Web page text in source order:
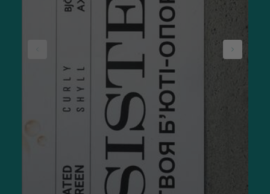
Наприклад,легка сонцезахисна крем-сироватка для
обличчя SKIN1004 Madagascar Centella Hyalu-Cica Water-Fit
надає тривале зволоження.
За допомогою фактору СПФ легко визначити процентне
співвідношення заблокованого випромінювання.
Вибираючи засоби з СПФ для обличчя, зверніть увагу на
такі показники (фактор захисту і рівень відбиття променів):
SPF 10 — до 90%;
SPF 15 — до 93%;
SPF 30 — до 97%;
SPF 50 — до 98%;
Ви можете купити сонцезахисний крем для обличчя з
фізичними (мінеральними) і хімічними фільтрами: перші
зазвичай краще підходять для чутливої або реактивної
шкіри, другі — поглинають випромінювання та